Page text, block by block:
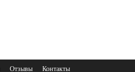
Отзывы Контакты